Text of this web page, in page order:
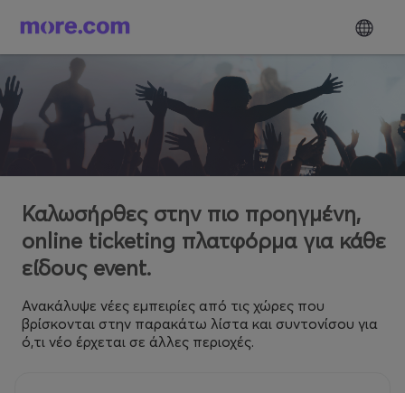
Καλωσήρθες στην πιο προηγμένη,
online ticketing πλατφόρμα για κάθε
είδους event.
Ανακάλυψε νέες εμπειρίες από τις χώρες που
βρίσκονται στην παρακάτω λίστα και συντονίσου για
ό,τι νέο έρχεται σε άλλες περιοχές.